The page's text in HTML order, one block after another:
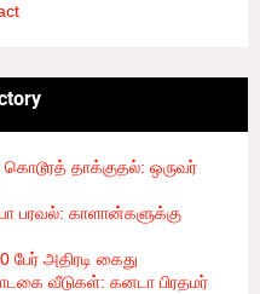
கொடூரத் தாக்குதல்: ஒருவர்
பரவல்: காளான்களுக்கு
பேர் அதிரடி கைது
வீடுகள்: கனடா பிரதமர்